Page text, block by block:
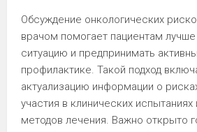
Обсуждение онкологических
врачом помогает пациентам
ситуацию и предпринимать
профилактике. Такой подход
актуализацию информации о
участия в клинических
методов лечения. Важно открыто